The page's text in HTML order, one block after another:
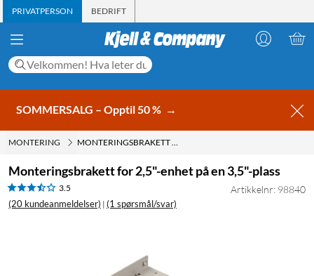
PRIVATPERSON BEDRIFT
SOMMERSALG – Opptil 50 % →
MONTERING MONTERINGSBRAKETT FOR 2,5"-ENHET PÅ EN 3,5"-PLASS
Monteringsbrakett for 2,5"-enhet på en 3,5"-plass
3.5
(20 kundeanmeldelser) | (1 spørsmål/svar)
Artikkelnr: 98840